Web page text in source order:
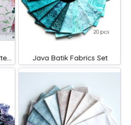
Quilting Cotton Fat Quarter Set 219 Java Batik Fabrics Set